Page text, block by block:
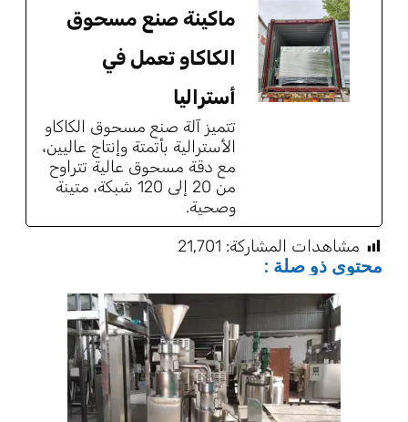
ماكينة صنع مسحوق
الكاكاو تعمل في
أستراليا
تتميز آلة صنع مسحوق الكاكاو
الأسترالية بأتمتة وإنتاج عاليين،
مع دقة مسحوق عالية تتراوح
من 20 إلى 120 شبكة، متينة
وصحية.
مشاهدات المشاركة: 21٬701
محتوى ذو صلة :